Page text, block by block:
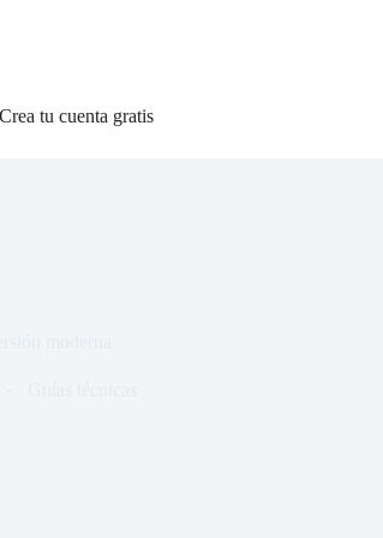
Crea tu cuenta gratis